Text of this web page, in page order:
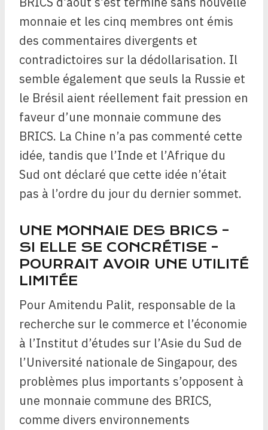
monnaie et les cinq membres ont émis
des commentaires divergents et
contradictoires sur la dédollarisation. Il
semble également que seuls la Russie et
le Brésil aient réellement fait pression en
faveur d’une monnaie commune des
BRICS. La Chine n’a pas commenté cette
idée, tandis que l’Inde et l’Afrique du
Sud ont déclaré que cette idée n’était
pas à l’ordre du jour du dernier sommet.
UNE MONNAIE DES BRICS –
SI ELLE SE CONCRÉTISE –
POURRAIT AVOIR UNE UTILITÉ
LIMITÉE
Pour Amitendu Palit, responsable de la
recherche sur le commerce et l’économie
à l’Institut d’études sur l’Asie du Sud de
l’Université nationale de Singapour, des
problèmes plus importants s’opposent à
une monnaie commune des BRICS,
comme divers environnements